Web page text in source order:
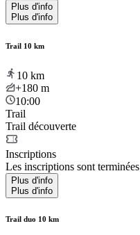
Plus d'info
Plus d'info
Trail 10 km
10 km
+180 m
10:00
Trail
Trail découverte
Inscriptions
Les inscriptions sont terminées
Plus d'info
Plus d'info
Trail duo 10 km